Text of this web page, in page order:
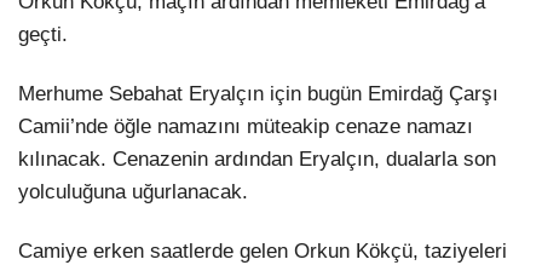
geçti.
Merhume Sebahat Eryalçın için bugün Emirdağ Çarşı
Camii’nde öğle namazını müteakip cenaze namazı
kılınacak. Cenazenin ardından Eryalçın, dualarla son
yolculuğuna uğurlanacak.
Camiye erken saatlerde gelen Orkun Kökçü, taziyeleri